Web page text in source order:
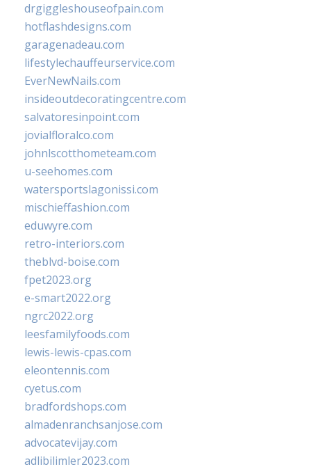
drgiggleshouseofpain.com
hotflashdesigns.com
garagenadeau.com
lifestylechauffeurservice.com
EverNewNails.com
insideoutdecoratingcentre.com
salvatoresinpoint.com
jovialfloralco.com
johnlscotthometeam.com
u-seehomes.com
watersportslagonissi.com
mischieffashion.com
eduwyre.com
retro-interiors.com
theblvd-boise.com
fpet2023.org
e-smart2022.org
ngrc2022.org
leesfamilyfoods.com
lewis-lewis-cpas.com
eleontennis.com
cyetus.com
bradfordshops.com
almadenranchsanjose.com
advocatevijay.com
adlibilimler2023.com